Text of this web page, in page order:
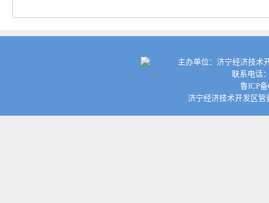
主办单位：济宁经济技术
联系电话
鲁ICP
济宁经济技术开发区管